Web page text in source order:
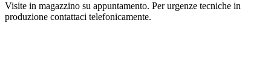
Visite in magazzino su appuntamento. Per urgenze tecniche in
produzione contattaci telefonicamente.